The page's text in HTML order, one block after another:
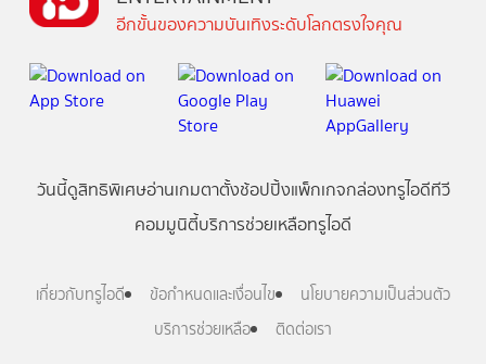
อีกขั้นของความบันเทิงระดับโลกตรงใจคุณ
วันนี้ดูสิทธิพิเศษอ่านเกมตาตั้งช้อปปิ้งแพ็กเกจกล่องทรูไอดีทีวี
คอมมูนิตี้บริการช่วยเหลือทรูไอดี
เกี่ยวกับทรูไอดี ข้อกำหนดและเงื่อนไข
นโยบายความเป็นส่วนตัว
บริการช่วยเหลือ
ติดต่อเรา